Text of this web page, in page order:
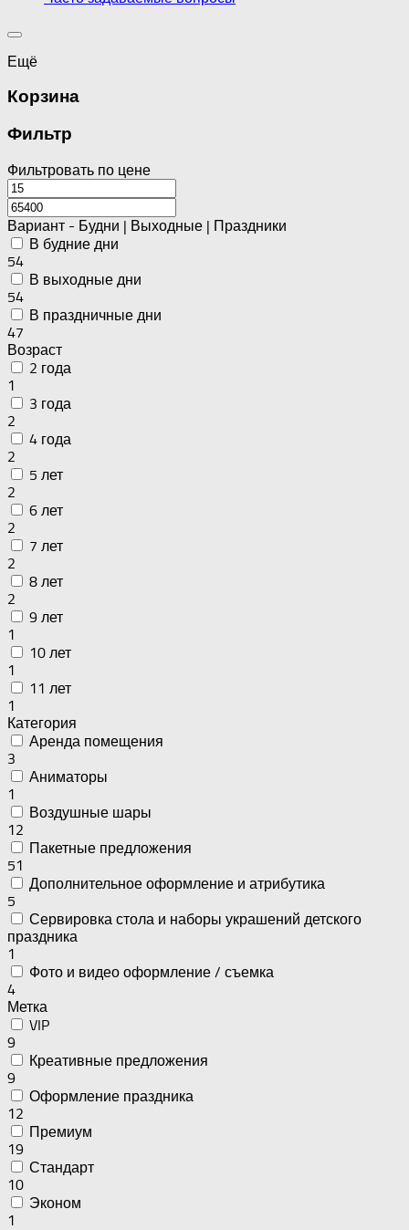
Ещё
Корзина
Фильтр
Фильтровать по цене
Вариант - Будни | Выходные | Праздники
В будние дни
54
В выходные дни
54
В праздничные дни
47
Возраст
2 года
1
3 года
2
4 года
2
5 лет
2
6 лет
2
7 лет
2
8 лет
2
9 лет
1
10 лет
1
11 лет
1
Категория
Аренда помещения
3
Аниматоры
1
Воздушные шары
12
Пакетные предложения
51
Дополнительное оформление и атрибутика
5
Сервировка стола и наборы украшений детского
праздника
1
Фото и видео оформление / съемка
4
Метка
VIP
9
Креативные предложения
9
Оформление праздника
12
Премиум
19
Стандарт
10
Эконом
1